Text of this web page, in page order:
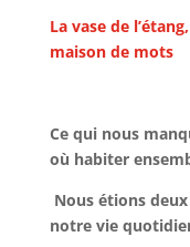
La vase de
maison de mots
Ce qui nous
où habiter
Nous étions
notre vie